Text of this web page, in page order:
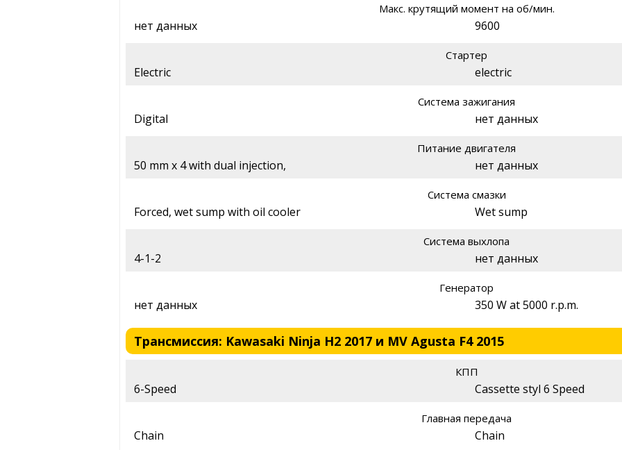
Макс. крутящий момент на об/мин.
нет данных 9600
Стартер
Electric electric
Система зажигания
Digital нет данных
Питание двигателя
50 mm x 4 with dual injection, нет данных
Система смазки
Forced, wet sump with oil cooler Wet sump
Система выхлопа
4-1-2 нет данных
Генератор
нет данных 350 W at 5000 r.p.m.
Трансмиссия: Kawasaki Ninja H2 2017 и MV Agusta F4 2015
КПП
6-Speed Cassette styl 6 Speed
Главная передача
Chain Chain